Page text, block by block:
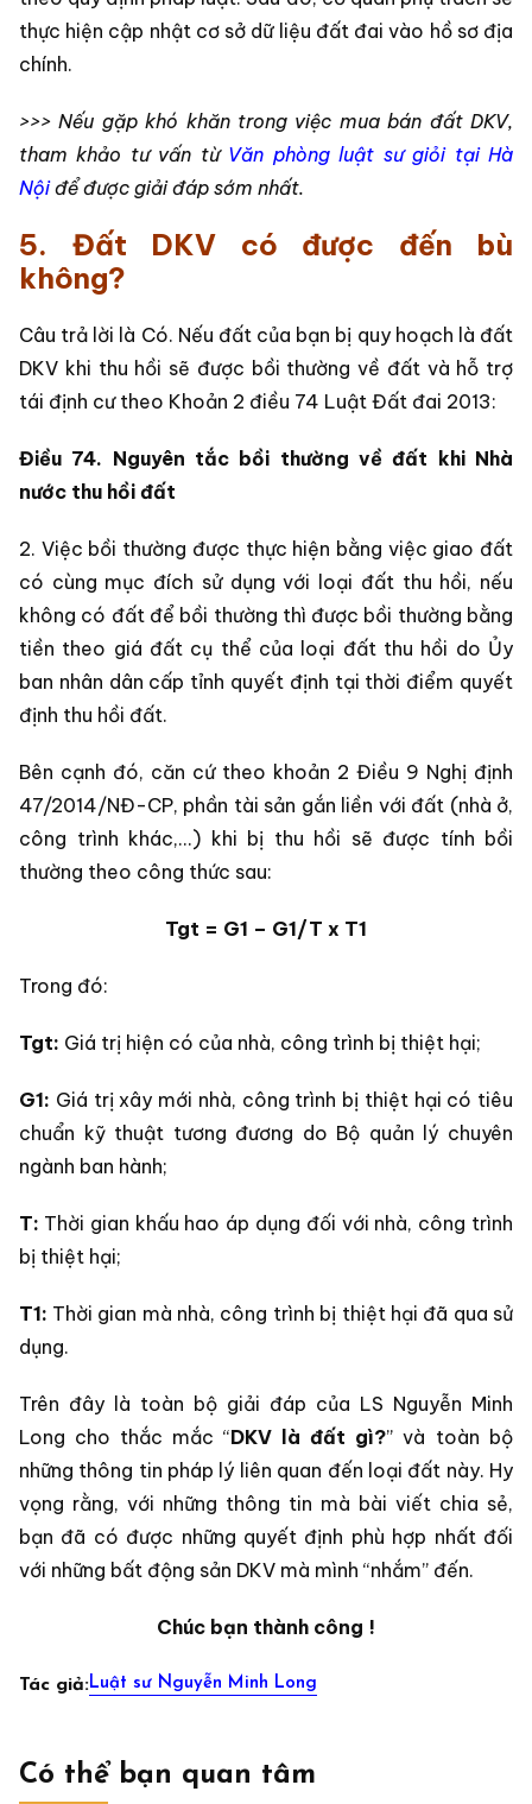
thực hiện cập nhật cơ sở dữ liệu đất đai vào hồ sơ địa
chính.
>>> Nếu gặp khó khăn trong việc mua bán đất DKV,
tham khảo tư vấn từ Văn phòng luật sư giỏi tại Hà
Nộiđể được giải đáp sớm nhất.
5. Đất DKV có được đến bù
không?
Câu trả lời là Có. Nếu đất của bạn bị quy hoạch là đất
DKV khi thu hồi sẽ được bồi thường về đất và hỗ trợ
tái định cư theo Khoản 2 điều 74 Luật Đất đai 2013:
Điều 74. Nguyên tắc bồi thường về đất khi Nhà
nước thu hồi đất
2. Việc bồi thường được thực hiện bằng việc giao đất
có cùng mục đích sử dụng với loại đất thu hồi, nếu
không có đất để bồi thường thì được bồi thường bằng
tiền theo giá đất cụ thể của loại đất thu hồi do Ủy
ban nhân dân cấp tỉnh quyết định tại thời điểm quyết
định thu hồi đất.
Bên cạnh đó, căn cứ theo khoản 2 Điều 9 Nghị định
47/2014/NĐ-CP, phần tài sản gắn liền với đất (nhà ở,
công trình khác,...) khi bị thu hồi sẽ được tính bồi
thường theo công thức sau:
Tgt = G1 – G1/T x T1
Trong đó:
Tgt: Giá trị hiện có của nhà, công trình bị thiệt hại;
G1: Giá trị xây mới nhà, công trình bị thiệt hại có tiêu
chuẩn kỹ thuật tương đương do Bộ quản lý chuyên
ngành ban hành;
T: Thời gian khấu hao áp dụng đối với nhà, công trình
bị thiệt hại;
T1: Thời gian mà nhà, công trình bị thiệt hại đã qua sử
dụng.
Trên đây là toàn bộ giải đáp của LS Nguyễn Minh
Long cho thắc mắc “DKV là đất gì?” và toàn bộ
những thông tin pháp lý liên quan đến loại đất này. Hy
vọng rằng, với những thông tin mà bài viết chia sẻ,
bạn đã có được những quyết định phù hợp nhất đối
với những bất động sản DKV mà mình “nhắm” đến.
Chúc bạn thành công !
Tác giả:Luật sư Nguyễn Minh Long
Có thể bạn quan tâm